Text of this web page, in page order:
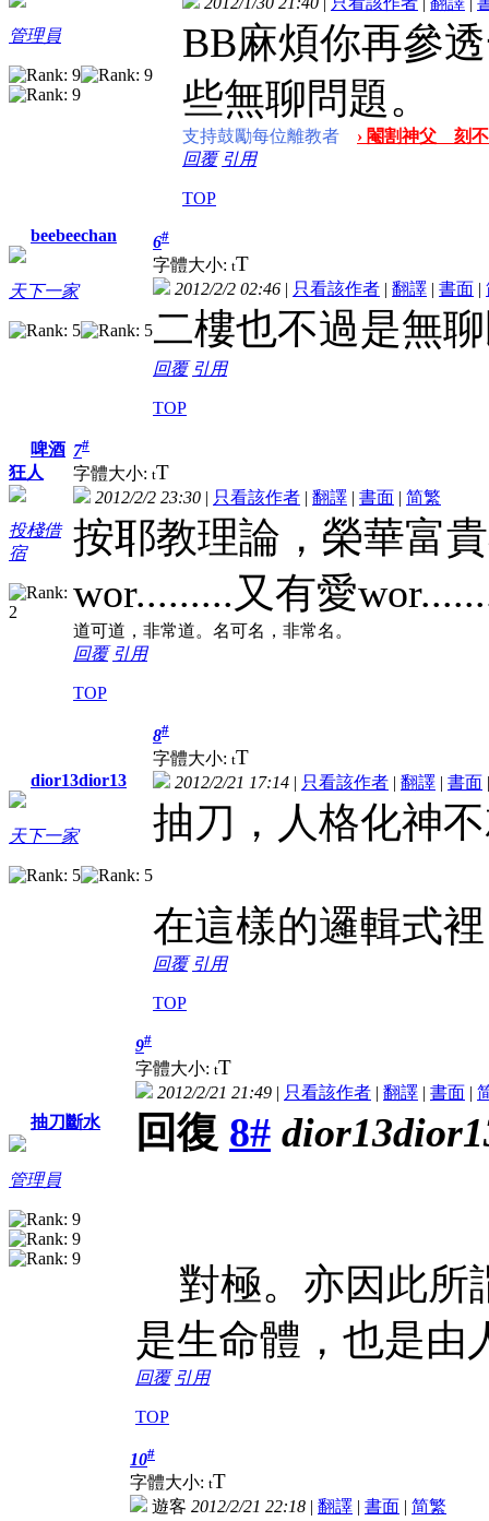
管理員
BB麻煩你再參
些無聊問題。
支持鼓勵每位離教者
› 閹割神父 刻不
回覆 引用
TOP
beebeechan
天下一家
6#
字體大小: tT
2012/2/2 02:46 | 只看該作者 | 翻譯 | 書面 |
二樓也不過是無
回覆 引用
TOP
啤酒
狂人
投棧借
宿
7#
字體大小: tT
2012/2/2 23:30 | 只看該作者 | 翻譯 | 書面 | 简繁
按耶教理論，榮華富
wor.........又有愛
道可道，非常道。名可名，非常名。
回覆 引用
TOP
dior13dior13
天下一家
8#
字體大小: tT
2012/2/21 17:14 | 只看該作者 | 翻譯 | 書面
抽刀，人格化神
在這樣的邏輯式
回覆 引用
TOP
抽刀斷水
管理員
9#
字體大小: tT
2012/2/21 21:49 | 只看該作者 | 翻譯 | 書面 |
回復 8#
對極。亦因此所
是生命體，也是由
回覆 引用
TOP
10#
字體大小: tT
遊客 2012/2/21 22:18 | 翻譯 | 書面 | 简繁